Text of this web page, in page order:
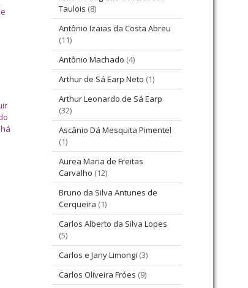
Taulois (8)
Antônio Izaias da Costa Abreu
(11)
Antônio Machado (4)
Arthur de Sá Earp Neto (1)
Arthur Leonardo de Sá Earp
(32)
Ascânio Dá Mesquita Pimentel
(1)
Aurea Maria de Freitas
Carvalho (12)
Bruno da Silva Antunes de
Cerqueira (1)
Carlos Alberto da Silva Lopes
(5)
Carlos e Jany Limongi (3)
Carlos Oliveira Fróes (9)